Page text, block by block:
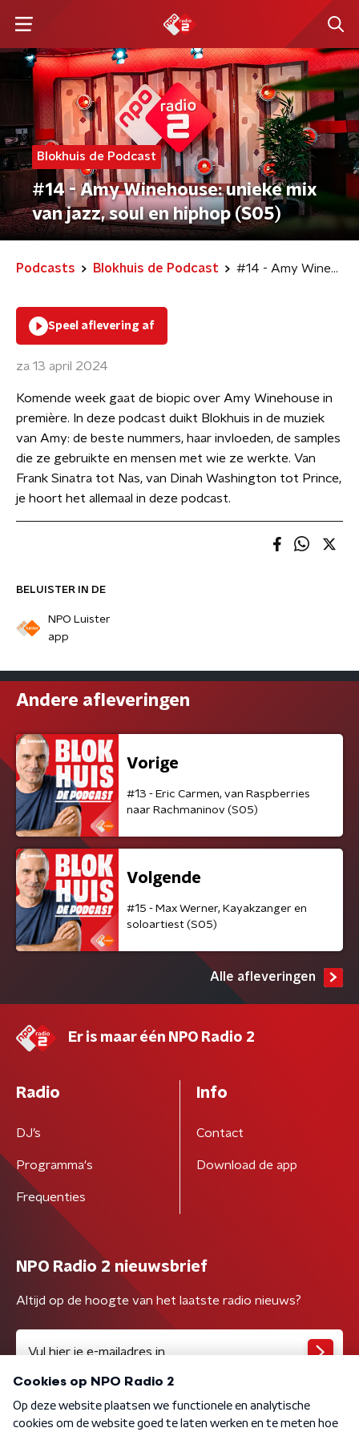
Blokhuis de Podcast
#14 - Amy Winehouse: unieke mix
van jazz, soul en hiphop (S05)
Podcasts Blokhuis de Podcast #14 - Amy Winehouse: unieke mix van jazz, soul en hiphop (S05)
BELUISTER IN DE
NPO Luister
app
Speel aflevering af
za 13 april 2024
Komende week gaat de biopic over Amy Winehouse in
première. In deze podcast duikt Blokhuis in de muziek
van Amy: de beste nummers, haar invloeden, de samples
die ze gebruikte en mensen met wie ze werkte. Van
Frank Sinatra tot Nas, van Dinah Washington tot Prince,
je hoort het allemaal in deze podcast.
Andere afleveringen
Vorige
#13 - Eric Carmen, van Raspberries
naar Rachmaninov (S05)
Volgende
#15 - Max Werner, Kayakzanger en
soloartiest (S05)
Alle afleveringen
Er is maar één NPO Radio 2
Radio
DJ’s
Programma's
Frequenties
Info
Contact
Download de app
NPO Radio 2 nieuwsbrief
Altijd op de hoogte van het laatste radio nieuws?